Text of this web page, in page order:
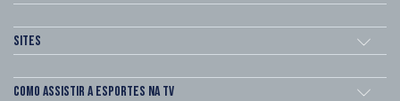
Sites
Como assistir a esportes na TV